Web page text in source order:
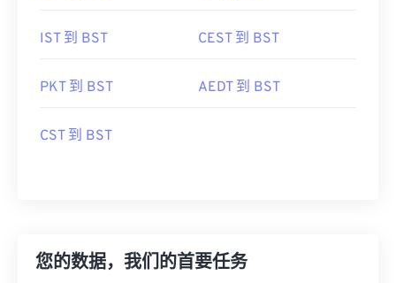
IST 到 BST CEST 到 BST
PKT 到 BST AEDT 到 BST
CST 到 BST
您的数据，我们的首要任务